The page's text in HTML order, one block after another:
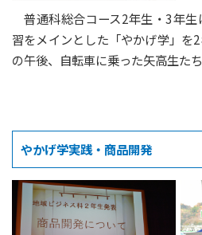
普通科総合コース2年生・3年
習をメインとした「やかげ学」を
の午後、自転車に乗った矢高生た
やかげ学実践・商品開発